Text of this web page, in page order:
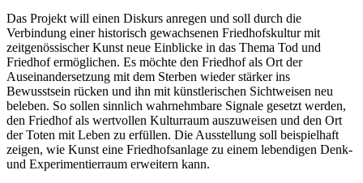
Das Projekt will einen Diskurs anregen und soll durch die
Verbindung einer historisch gewachsenen Friedhofskultur mit
zeitgenössischer Kunst neue Einblicke in das Thema Tod und
Friedhof ermöglichen. Es möchte den Friedhof als Ort der
Auseinandersetzung mit dem Sterben wieder stärker ins
Bewusstsein rücken und ihn mit künstlerischen Sichtweisen neu
beleben. So sollen sinnlich wahrnehmbare Signale gesetzt werden,
den Friedhof als wertvollen Kulturraum auszuweisen und den Ort
der Toten mit Leben zu erfüllen. Die Ausstellung soll beispielhaft
zeigen, wie Kunst eine Friedhofsanlage zu einem lebendigen Denk-
und Experimentierraum erweitern kann.